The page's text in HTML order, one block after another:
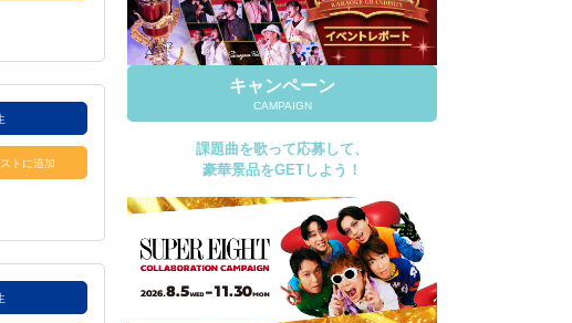
トに追加
キャンペーン
CAMPAIGN
課題曲を歌って応募して、
豪華景品をGETしよう！